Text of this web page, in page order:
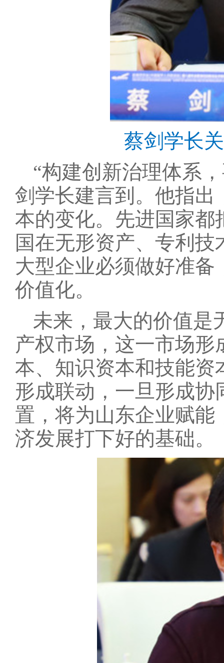
蔡剑学长
“构建创新治理体系
剑学长建言到。他指出
本的变化。先进国家都
国在无形资产、专利
大型企业必须做好准
价值化。
未来，最大的价值是
产权市场，这一市场
本、知识资本和技能资
形成联动，一旦形成
置，将为山东企业赋
济发展打下好的基础。